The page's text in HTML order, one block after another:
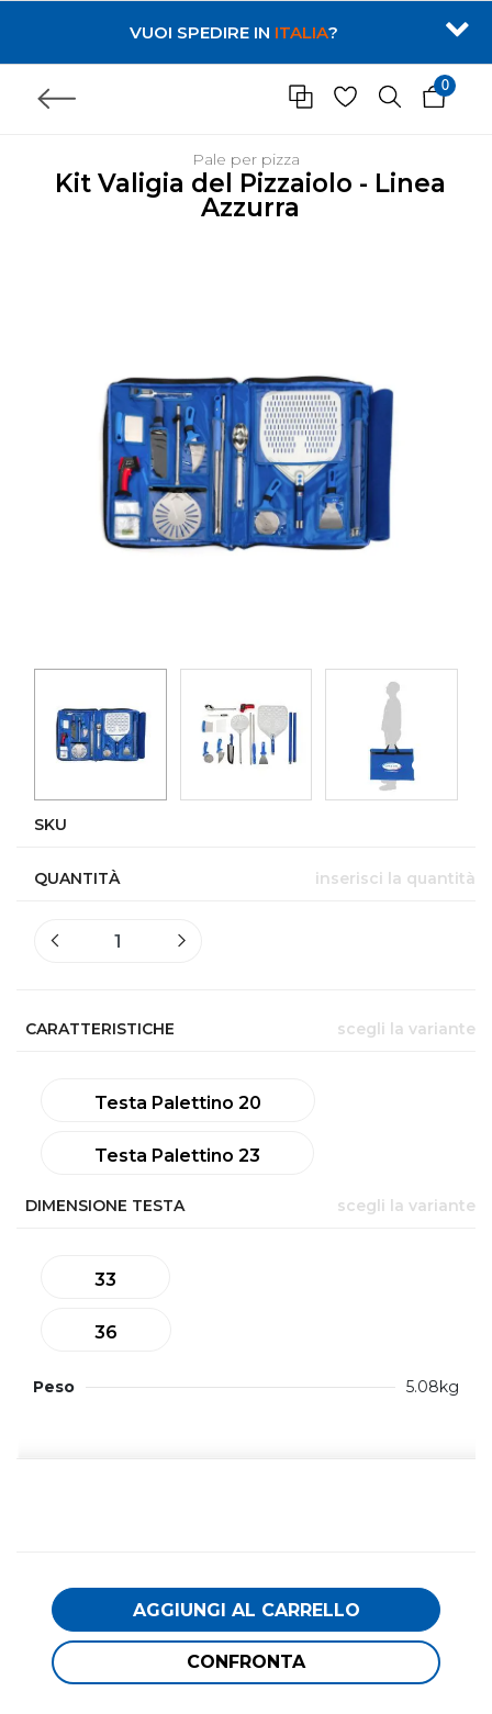
VUOI SPEDIRE IN ITALIA?
0
Pale per pizza
Kit Valigia del Pizzaiolo - Linea
Azzurra
SKU
QUANTITÀ inserisci la quantità
CARATTERISTICHE scegli la variante
Testa Palettino 20
Testa Palettino 23
DIMENSIONE TESTA scegli la variante
33
36
Peso 5.08kg
AGGIUNGI AL CARRELLO
CONFRONTA